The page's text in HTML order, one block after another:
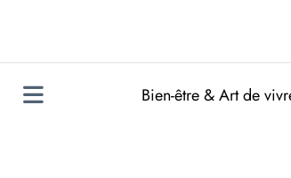
Bien-être & Art de